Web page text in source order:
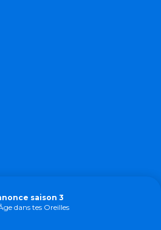
saison 3
dans tes Oreilles